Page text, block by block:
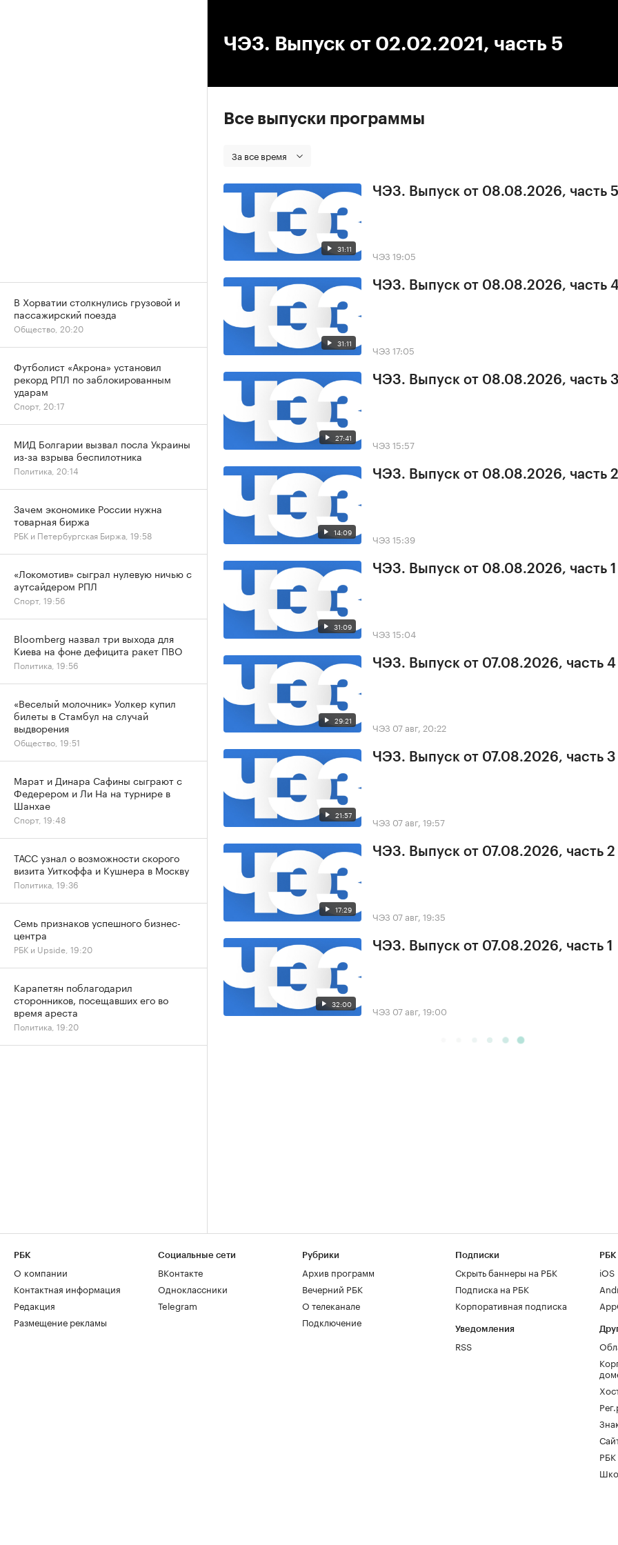
ЧЭЗ. Выпуск от 02.02.2021, часть 5
Все выпуски программы
За все время
31:11
ЧЭЗ. Выпуск от 08.08.2026, часть 5
ЧЭЗ 19:05
31:11
ЧЭЗ. Выпуск от 08.08.2026, часть
ЧЭЗ 17:05
27:41
ЧЭЗ. Выпуск от 08.08.2026, часть
ЧЭЗ 15:57
14:09
ЧЭЗ. Выпуск от 08.08.2026, часть 2
ЧЭЗ 15:39
31:09
ЧЭЗ. Выпуск от 08.08.2026, часть 1
ЧЭЗ 15:04
29:21
ЧЭЗ. Выпуск от 07.08.2026, часть 4
ЧЭЗ 07 авг, 20:22
21:57
ЧЭЗ. Выпуск от 07.08.2026, часть 3
ЧЭЗ 07 авг, 19:57
17:29
ЧЭЗ. Выпуск от 07.08.2026, часть 2
ЧЭЗ 07 авг, 19:35
32:00
ЧЭЗ. Выпуск от 07.08.2026, часть 1
ЧЭЗ 07 авг, 19:00
В Хорватии столкнулись грузовой и
пассажирский поезда
Общество, 20:20
Футболист «Акрона» установил
рекорд РПЛ по заблокированным
ударам
Спорт, 20:17
МИД Болгарии вызвал посла Украины
из-за взрыва беспилотника
Политика, 20:14
Зачем экономике России нужна
товарная биржа
РБК и Петербургская Биржа, 19:58
«Локомотив» сыграл нулевую ничью с
аутсайдером РПЛ
Спорт, 19:56
Bloomberg назвал три выхода для
Киева на фоне дефицита ракет ПВО
Политика, 19:56
«Веселый молочник» Уолкер купил
билеты в Стамбул на случай
выдворения
Общество, 19:51
Марат и Динара Сафины сыграют с
Федерером и Ли На на турнире в
Шанхае
Спорт, 19:48
ТАСС узнал о возможности скорого
визита Уиткоффа и Кушнера в Москву
Политика, 19:36
Семь признаков успешного бизнес-
центра
РБК и Upside, 19:20
Карапетян поблагодарил
сторонников, посещавших его во
время ареста
Политика, 19:20
РБК
О компании
Контактная информация
Редакция
Размещение рекламы
Социальные сети
ВКонтакте
Одноклассники
Telegram
Рубрики
Архив программ
Вечерний РБК
О телеканале
Подключение
Подписки
Скрыть баннеры на РБК
Подписка на РБК
Корпоративная подписка
Уведомления
RSS
РБК
iOS